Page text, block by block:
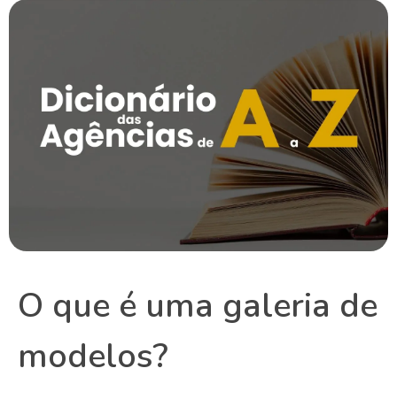
O que é uma galeria de
modelos?